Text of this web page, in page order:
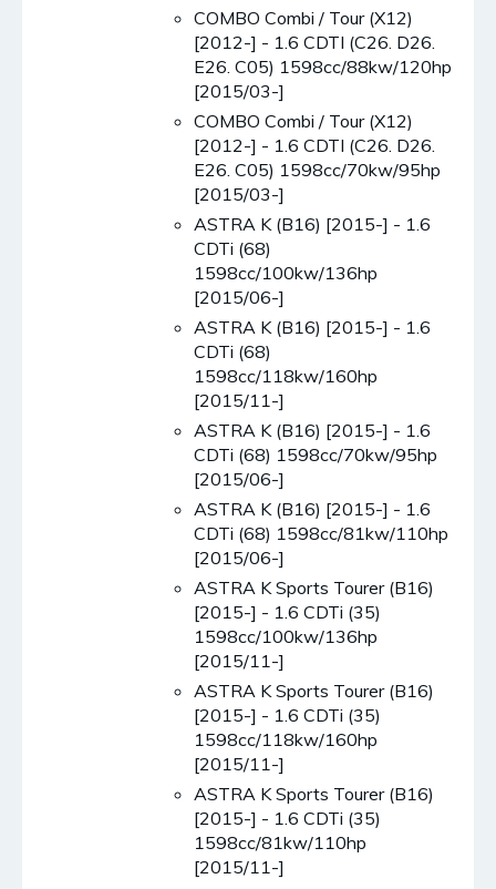
COMBO Combi / Tour (X12)
[2012-] - 1.6 CDTI (C26. D26.
E26. C05) 1598cc/88kw/120hp
[2015/03-]
COMBO Combi / Tour (X12)
[2012-] - 1.6 CDTI (C26. D26.
E26. C05) 1598cc/70kw/95hp
[2015/03-]
ASTRA K (B16) [2015-] - 1.6
CDTi (68)
1598cc/100kw/136hp
[2015/06-]
ASTRA K (B16) [2015-] - 1.6
CDTi (68)
1598cc/118kw/160hp
[2015/11-]
ASTRA K (B16) [2015-] - 1.6
CDTi (68) 1598cc/70kw/95hp
[2015/06-]
ASTRA K (B16) [2015-] - 1.6
CDTi (68) 1598cc/81kw/110hp
[2015/06-]
ASTRA K Sports Tourer (B16)
[2015-] - 1.6 CDTi (35)
1598cc/100kw/136hp
[2015/11-]
ASTRA K Sports Tourer (B16)
[2015-] - 1.6 CDTi (35)
1598cc/118kw/160hp
[2015/11-]
ASTRA K Sports Tourer (B16)
[2015-] - 1.6 CDTi (35)
1598cc/81kw/110hp
[2015/11-]